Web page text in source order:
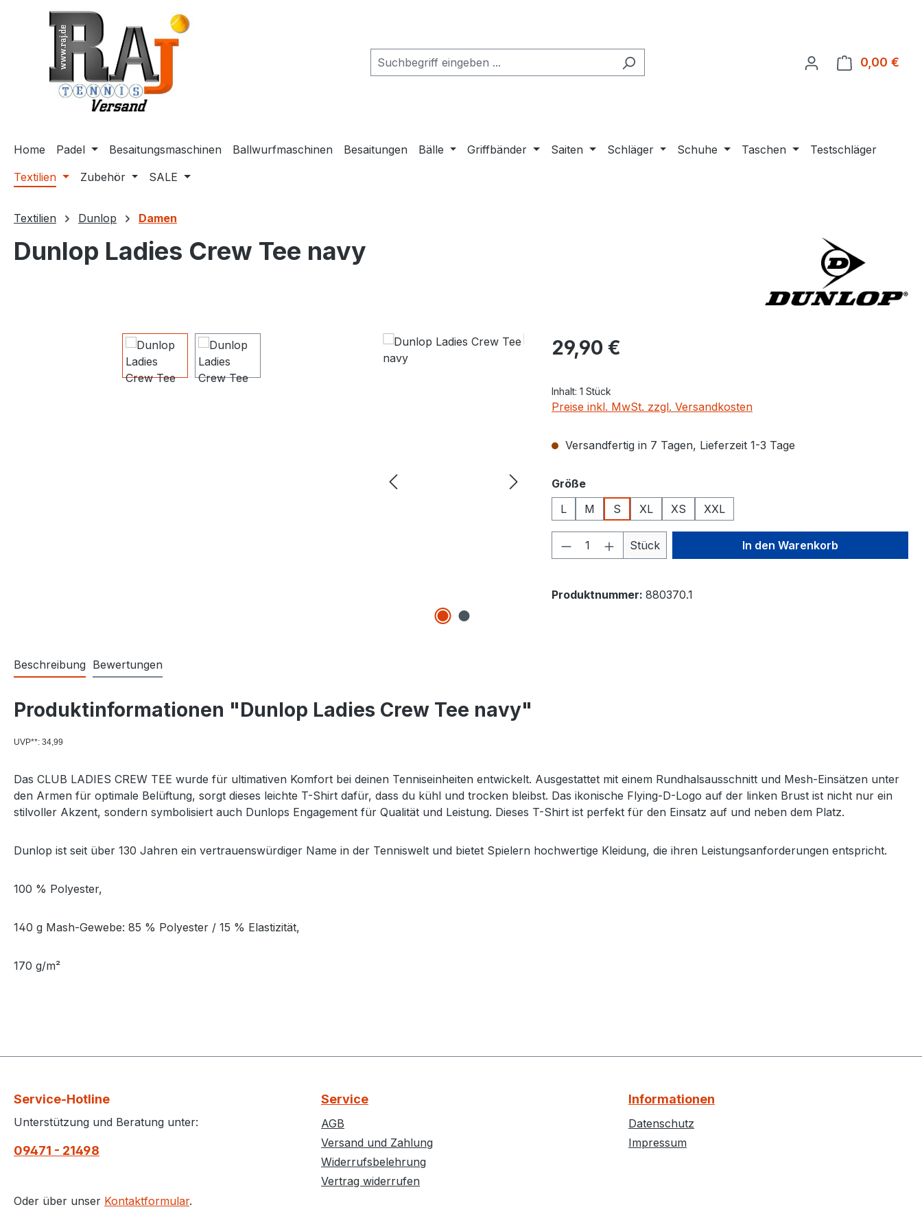
Hauptinhalt springen
Zur Suche springen
Zur Hauptnavigation springen
0,00 €
Home Padel Besaitungsmaschinen Ballwurfmaschinen Besaitungen Bälle Griffbänder Saiten Schläger Schuhe Taschen
Testschläger
Textilien
Zubehör SALE
Textilien Dunlop Damen
Dunlop Ladies Crew Tee navy
Bildergalerie überspringen Regulärer Preis:
29,90 €
Inhalt: 1 Stück
Preise inkl. MwSt. zzgl. Versandkosten
Versandfertig in 7 Tagen, Lieferzeit 1-3 Tage
Größeauswählen
L
M S XL XS XXL
Produkt Anzahl: Gib den gewünschten Wert
Stück In den Warenkorb
Produktnummer: 880370.1
Beschreibung Bewertungen
Produktinformationen "Dunlop Ladies Crew Tee navy"
UVP**: 34,99
Das CLUB LADIES CREW TEE wurde für ultimativen Komfort bei deinen Tenniseinheiten entwickelt. Ausgestattet mit einem Rundhalsausschnitt und Mesh-Einsätzen unter
den Armen für optimale Belüftung, sorgt dieses leichte T-Shirt dafür, dass du kühl und trocken bleibst. Das ikonische Flying-D-Logo auf der linken Brust ist nicht nur ein
stilvoller Akzent, sondern symbolisiert auch Dunlops Engagement für Qualität und Leistung. Dieses T-Shirt ist perfekt für den Einsatz auf und neben dem Platz.
Dunlop ist seit über 130 Jahren ein vertrauenswürdiger Name in der Tenniswelt und bietet Spielern hochwertige Kleidung, die ihren Leistungsanforderungen entspricht.
100 % Polyester,
140 g Mash-Gewebe: 85 % Polyester / 15 % Elastizität,
170 g/m²
Service-Hotline
Unterstützung und Beratung unter:
09471 - 21498
Oder über unser Kontaktformular.
Service
AGB
Versand und Zahlung
Widerrufsbelehrung
Vertrag widerrufen
Informationen
Datenschutz
Impressum